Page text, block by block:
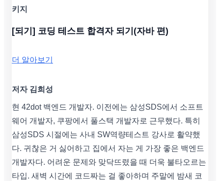
키지
[되기] 코딩 테스트 합격자 되기(자바 편)
더 알아보기
저자 김희성
현 42dot 백엔드 개발자. 이전에는 삼성SDS에서 소프트
웨어 개발자, 쿠팡에서 풀스택 개발자로 근무했다. 특히
삼성SDS 시절에는 사내 SW역량테스트 강사로 활약했
다. 귀찮은 거 싫어하고 집에서 자는 게 가장 좋은 백엔드
개발자다. 어려운 문제와 맞닥뜨렸을 때 더욱 불타오르는
타입. 새벽 시간에 코드짜는 걸 좋아하며 주말에 밤새 코